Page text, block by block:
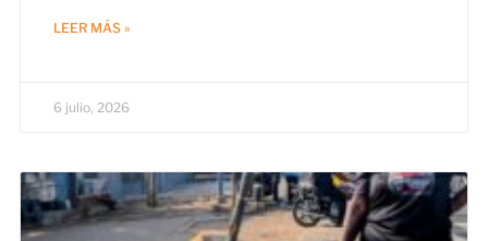
LEER MÁS »
6 julio, 2026